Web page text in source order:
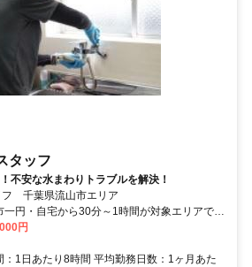
タッフ
不安な水まわりトラブルを解決！
フ 千葉県流山市エリア
一円・自宅から30分～1時間が対象エリアです
円
：1日あたり8時間 平均勤務日数：1ヶ月あた